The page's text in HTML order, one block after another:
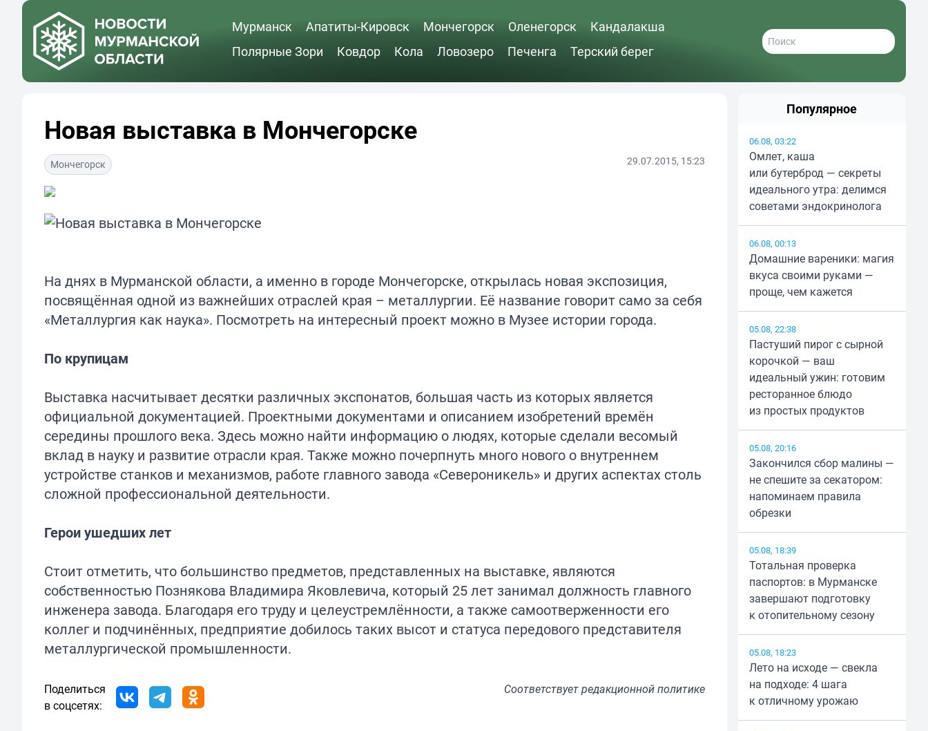
Мурманск Апатиты-Кировск Мончегорск Оленегорск
Кандалакша
Полярные Зори
Ковдор Кола Ловозеро Печенга Терский берег
Новая выставка в Мончегорске
Мончегорск 29.07.2015, 15:23
На днях в Мурманской области, а именно в городе Мончегорске, открылась новая экспозиция,
посвящённая одной из важнейших отраслей края – металлургии. Её название говорит само за себя
«Металлургия как наука». Посмотреть на интересный проект можно в Музее истории города.
По крупицам
Выставка насчитывает десятки различных экспонатов, большая часть из которых является
официальной документацией. Проектными документами и описанием изобретений времён
середины прошлого века. Здесь можно найти информацию о людях, которые сделали весомый
вклад в науку и развитие отрасли края. Также можно почерпнуть много нового о внутреннем
устройстве станков и механизмов, работе главного завода «Североникель» и других аспектах столь
сложной профессиональной деятельности.
Герои ушедших лет
Стоит отметить, что большинство предметов, представленных на выставке, являются
собственностью Познякова Владимира Яковлевича, который 25 лет занимал должность главного
инженера завода. Благодаря его труду и целеустремлённости, а также самоотверженности его
коллег и подчинённых, предприятие добилось таких высот и статуса передового представителя
металлургической промышленности.
Поделиться
в соцсетях:
Соответствуетредакционной политике
Популярное
06.08, 03:22
Омлет, каша
или бутерброд — секреты
идеального утра: делимся
советами эндокринолога
06.08, 00:13
Домашние вареники: магия
вкуса своими руками —
проще, чем кажется
05.08, 22:38
Пастуший пирог с сырной
корочкой — ваш
идеальный ужин: готовим
ресторанное блюдо
из простых продуктов
05.08, 20:16
Закончился сбор малины —
не спешите за секатором:
напоминаем правила
обрезки
05.08, 18:39
Тотальная проверка
паспортов: в Мурманске
завершают подготовку
к отопительному сезону
05.08, 18:23
Лето на исходе — свекла
на подходе: 4 шага
к отличному урожаю